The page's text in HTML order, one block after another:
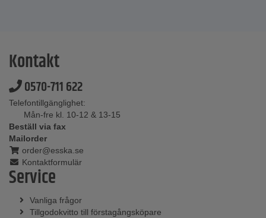
Kontakt
0570-711 622
Telefontillgänglighet:
Mån-fre kl. 10-12 & 13-15
Beställ via fax
Mailorder
order@esska.se
Kontaktformulär
Service
Vanliga frågor
Tillgodokvitto till förstagångsköpare